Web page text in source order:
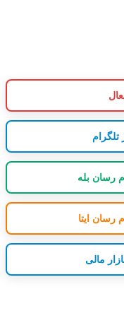
رسان بله
رسان ایتا
مالی